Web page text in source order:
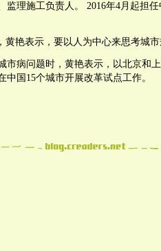
监理施工负责人。 2016年4月起担
黄艳表示，要以人为中心来思考城
市病问题时，黄艳表示，以北京和
中国15个城市开展改革试点工作。